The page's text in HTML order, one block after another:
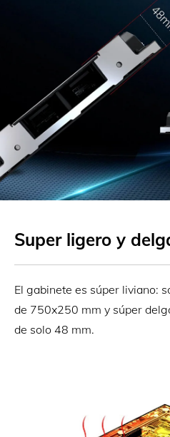
Super ligero y
El gabinete es súper liviano:
de 750x250 mm y súper
de solo 48 mm.